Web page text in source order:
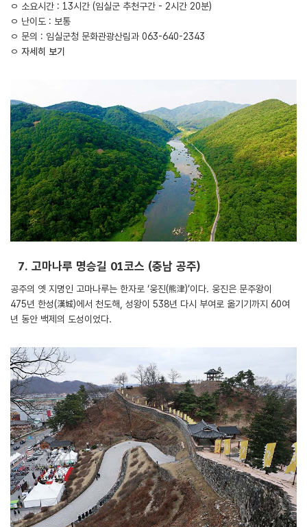
ㅇ 소요시간 : 13시간 (임실군 추천구간 - 2시간 20분)
ㅇ 난이도 : 보통
ㅇ 문의 : 임실군청 문화관광산림과 063-640-2343
ㅇ 자세히 보기
7. 고마나루 명승길 01코스 (충남 공주)
공주의 옛 지명인 고마나루는 한자로 ‘웅진(熊津)’이다. 웅진은 문주왕이
475년 한성(漢城)에서 천도해, 성왕이 538년 다시 부여로 옮기기까지 60여
년 동안 백제의 도성이었다.